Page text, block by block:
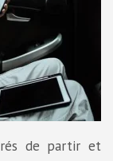
de partir et